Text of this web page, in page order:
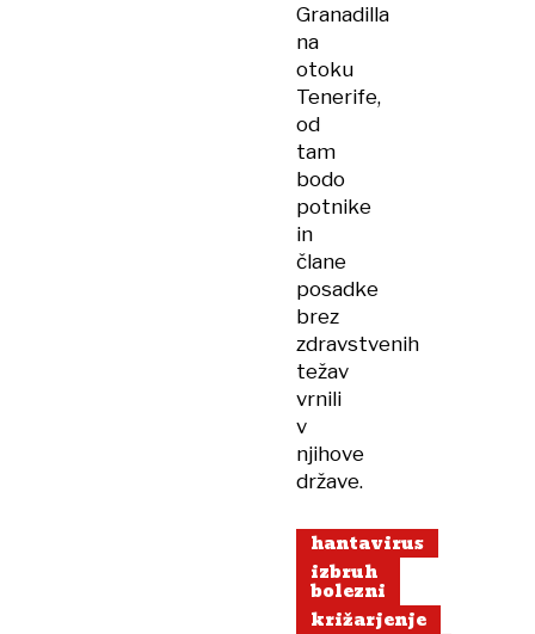
Granadilla
na
otoku
Tenerife,
od
tam
bodo
potnike
in
člane
posadke
brez
zdravstvenih
težav
vrnili
v
njihove
države.
hantavirus
izbruh
bolezni
križarjenje